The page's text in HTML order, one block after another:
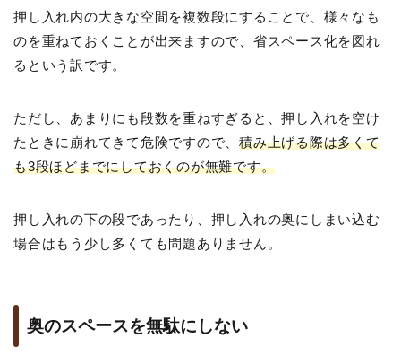
押し入れ内の大きな空間を複数段にすることで、様々なも
のを重ねておくことが出来ますので、省スペース化を図れ
るという訳です。
ただし、あまりにも段数を重ねすぎると、押し入れを空け
たときに崩れてきて危険ですので、積み上げる際は多くて
も3段ほどまでにしておくのが無難です。
押し入れの下の段であったり、押し入れの奥にしまい込む
場合はもう少し多くても問題ありません。
奥のスペースを無駄にしない